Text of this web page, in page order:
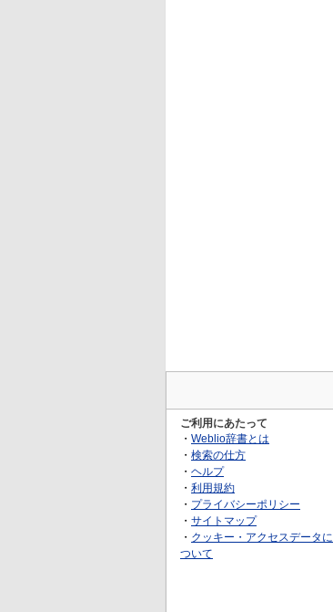
ご利用にあたって
・ Weblio辞書とは
・ 検索の仕方
・ ヘルプ
・ 利用規約
・ プライバシーポリシー
・ サイトマップ
・ クッキー・アクセスデータに
ついて